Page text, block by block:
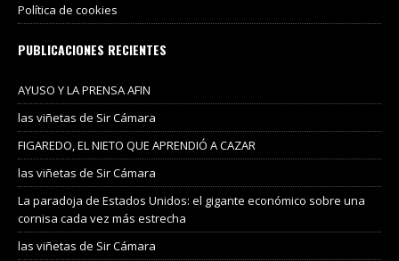
Política de cookies
PUBLICACIONES RECIENTES
AYUSO Y LA PRENSA AFIN
las viñetas de Sir Cámara
FIGAREDO, EL NIETO QUE APRENDIÓ A CAZAR
las viñetas de Sir Cámara
La paradoja de Estados Unidos: el gigante económico sobre una
cornisa cada vez más estrecha
las viñetas de Sir Cámara